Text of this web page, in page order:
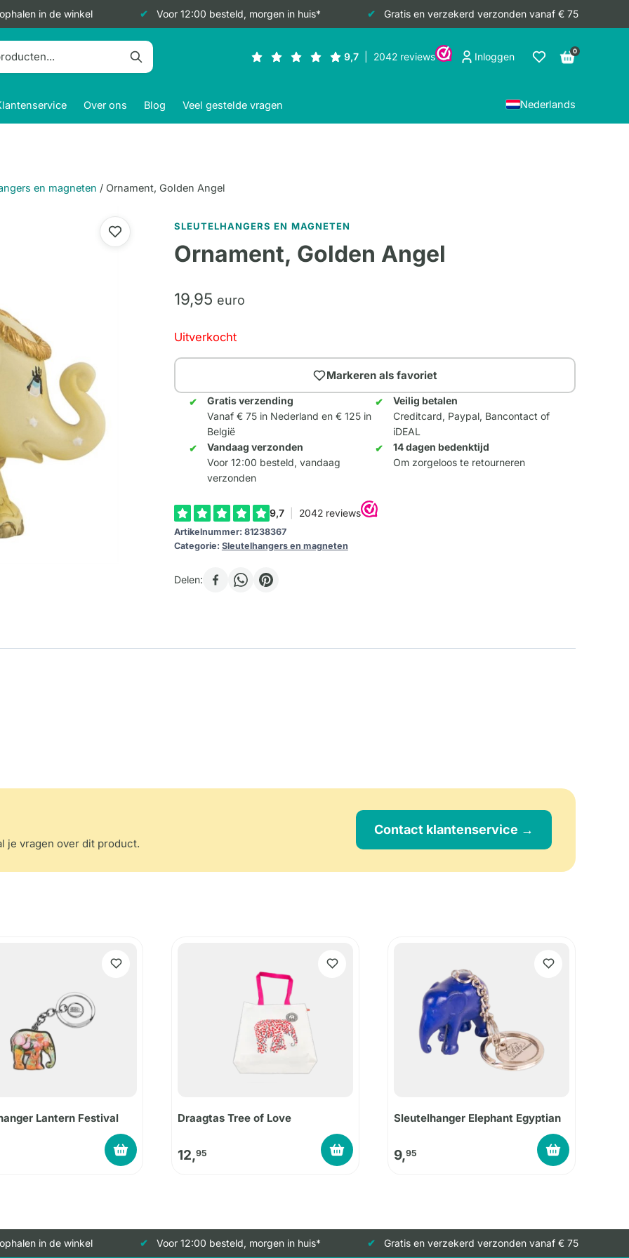
in de winkel Voor 12:00 besteld, morgen in huis* Gratis en verzekerd verzonden vanaf € 75
Inloggen 0
Over ons Blog Veel gestelde vragen Nederlands
en magneten / Ornament, Golden Angel
SLEUTELHANGERS EN MAGNETEN
Ornament, Golden Angel
19,95 euro
Uitverkocht
Markeren als favoriet
Gratis verzending
Vanaf € 75 in Nederland en € 125 in
België
Veilig betalen
Creditcard, Paypal, Bancontact of
iDEAL
Vandaag verzonden
Voor 12:00 besteld, vandaag
verzonden
14 dagen bedenktijd
Om zorgeloos te retourneren
Artikelnummer: 81238367
Categorie: Sleutelhangers en magneten
Delen:
je vragen over dit product.
Contact klantenservice →
Lantern Festival Draagtas Tree of Love
12,95
Sleutelhanger Elephant Egyptian
9,95
in de winkel Voor 12:00 besteld, morgen in huis* Gratis en verzekerd verzonden vanaf € 75